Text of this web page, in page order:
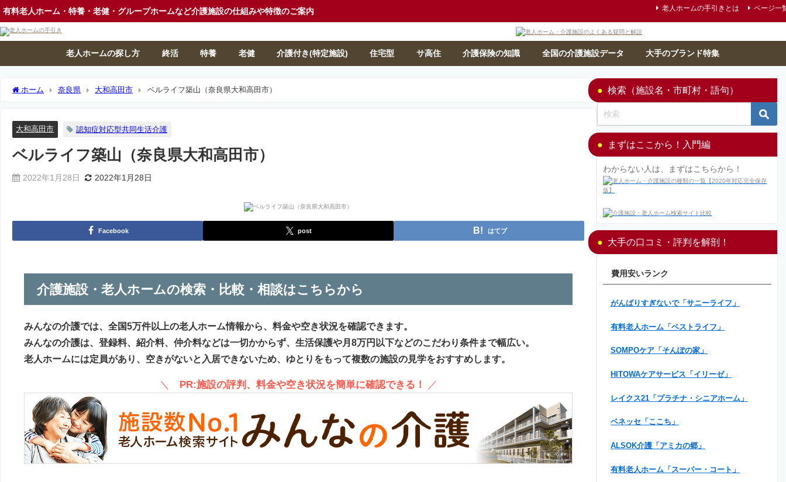
有料老人ホーム・特養・老健・グループホームなど介護施設の仕組みや特徴のご案内 老人ホームの手引きとは ページ一
老人ホームの探し方 終活 特養 老健 介護付き(特定施設) 住宅型 サ高住 介護保険の知識 全国の介護施設データ 大手のブランド特集
ホーム 奈良県 大和高田市 ベルライフ築山（奈良県大和高田市）
大和高田市 認知症対応型共同生活介護
ベルライフ築山（奈良県大和高田市）
2022年1月28日 2022年1月28日
Facebook post はてブ
介護施設・老人ホームの検索・比較・相談はこちらから
みんなの介護では、全国5万件以上の老人ホーム情報から、料金や空き状況を確認できます。
みんなの介護は、登録料、紹介料、仲介料などは一切かからず、生活保護や月8万円以下などのこだわり条件まで幅広い。
老人ホームには定員があり、空きがないと入居できないため、ゆとりをもって複数の施設の見学をおすすめします。
＼ PR:施設の評判、料金や空き状況を簡単に確認できる！ ／
検索（施設名・市町村・語句）
まずはここから！入門編
わからない人は、まずはこちらから！
大手の口コミ・評判を解剖！
費用安いランク
がんばりすぎないで「サニーライフ」
有料老人ホーム「ベストライフ」
SOMPOケア「そんぽの家」
HITOWAケアサービス「イリーゼ」
レイクス21「プラチナ・シニアホーム」
ベネッセ「ここち」
ALSOK介護「アミカの郷」
有料老人ホーム「スーパー・コート」